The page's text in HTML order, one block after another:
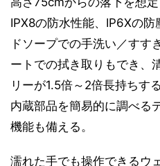
IPX8の防水性能、IP6Xの
ドソープでの手洗い／すす
ートでの拭き取りもでき、
リーが1.5倍～2倍長持ちす
内蔵部品を簡易的に調べる
機能も備える。
濡れた手でも操作できるウ